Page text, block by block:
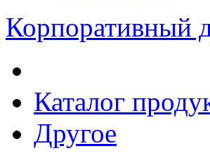
Корпоративный
Каталог
Другое